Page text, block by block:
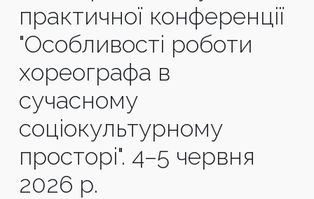
практичної конференції
"Особливості роботи
хореографа в
сучасному
соціокультурному
просторі". 4–5 червня
2026 р.